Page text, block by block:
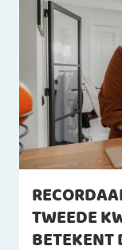
TWEEDE
BETEKENT